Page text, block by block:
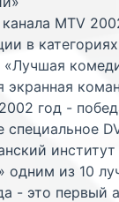
MTV
в
экранная
год -
специальное
институт
одним из 10
- это первый